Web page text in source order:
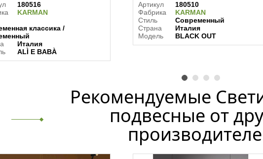
180516
KARMAN
классика /
Италия
ALÌ E BABÀ
Артикул
180510
Фабрика
KARMAN
Стиль
Современный
Страна
Италия
Модель
BLACK OUT
Рекомендуемые
подвесные от